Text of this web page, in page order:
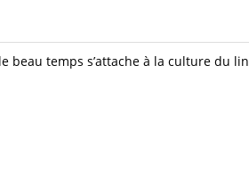
beau temps s’attache à la culture du lin